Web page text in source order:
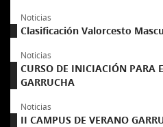
Noticias
Clasificación Valorcesto
Noticias
CURSO DE INICIACIÓN PARA
GARRUCHA
Noticias
II CAMPUS DE VERANO